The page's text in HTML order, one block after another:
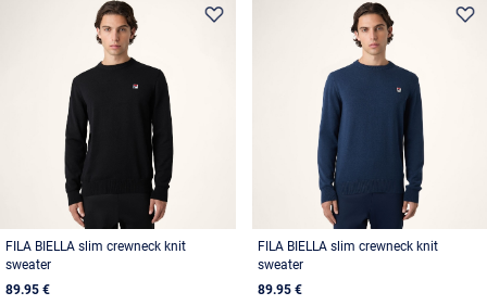
FILA BIELLA slim crewneck knit
sweater
89.95 €
FILA BIELLA slim crewneck knit
sweater
89.95 €